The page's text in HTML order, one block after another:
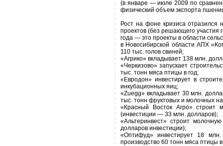
(в январе — июле 2009 по
физический объем экспорта
Рост на фоне кризиса отразился
проектов (без решающего участия
года — это проекты в области
в Новосибирской области АПХ
110 тыс. голов свиней;
«Агрико» вкладывает 138 млн.
«Черкизово» запускает
тыс. тонн мяса птицы в год;
«Евродон» инвестирует в
инкубационных яиц;
«Zuegg» вкладывает 30 млн.
тыс. тонн фруктовых и молочных
«Красный Восток Агро» строит
(инвестиции — 33 млн. долларов);
«Альтеринвест» строит
долларов инвестиции);
«Оптифуд» инвестирует 18 млн.
производство 60 тонн мяса птицы